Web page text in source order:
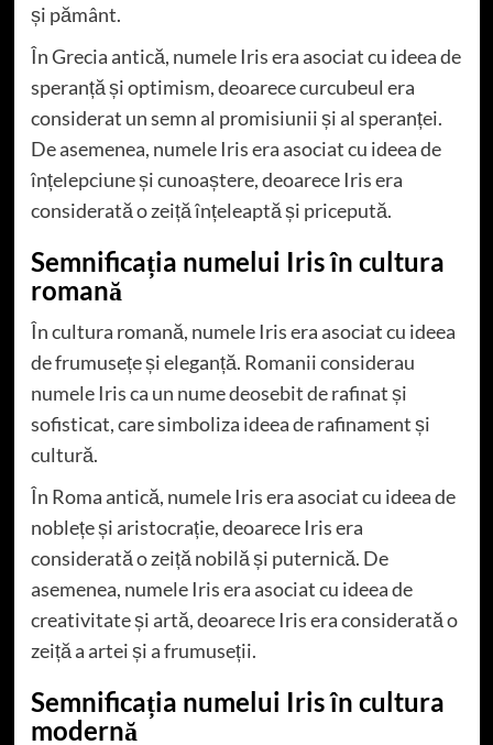
și pământ.
În Grecia antică, numele Iris era asociat cu ideea de
speranță și optimism, deoarece curcubeul era
considerat un semn al promisiunii și al speranței.
De asemenea, numele Iris era asociat cu ideea de
înțelepciune și cunoaștere, deoarece Iris era
considerată o zeiță înțeleaptă și pricepută.
Semnificația numelui Iris în cultura
romană
În cultura romană, numele Iris era asociat cu ideea
de frumusețe și eleganță. Romanii considerau
numele Iris ca un nume deosebit de rafinat și
sofisticat, care simboliza ideea de rafinament și
cultură.
În Roma antică, numele Iris era asociat cu ideea de
noblețe și aristocrație, deoarece Iris era
considerată o zeiță nobilă și puternică. De
asemenea, numele Iris era asociat cu ideea de
creativitate și artă, deoarece Iris era considerată o
zeiță a artei și a frumuseții.
Semnificația numelui Iris în cultura
modernă